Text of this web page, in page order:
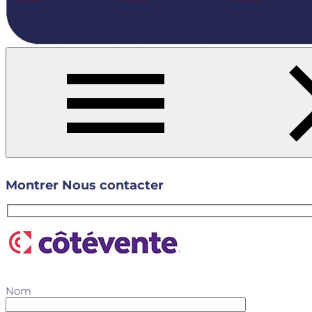
Réessayer avec d'autres critères.
Cotévente est l’équipe
ou d’appartement à
Montrer Nous contacter
Nom